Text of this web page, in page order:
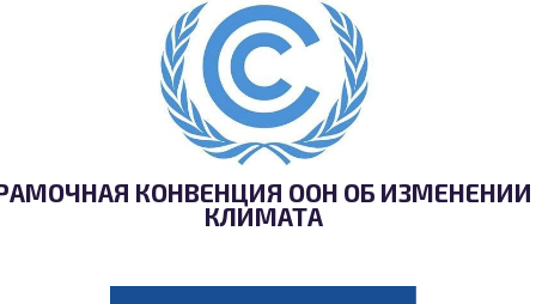
КОНВЕНЦИЯ ООН ОБ ИЗМЕНЕНИИ
КЛИМАТА